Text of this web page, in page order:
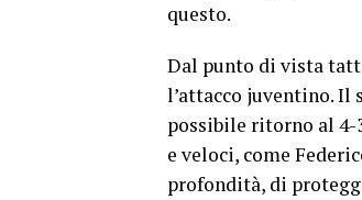
questo.
Dal punto di vista
l’attacco juventino. Il
possibile ritorno al 4-
e veloci, come
profondità, di